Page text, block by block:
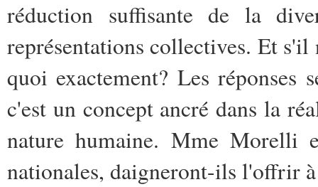
réduction suffisante de la
représentations collectives. Et
quoi exactement? Les réponses
c'est un concept ancré dans la
nature humaine. Mme Morelli
nationales, daigneront-ils l'offrir